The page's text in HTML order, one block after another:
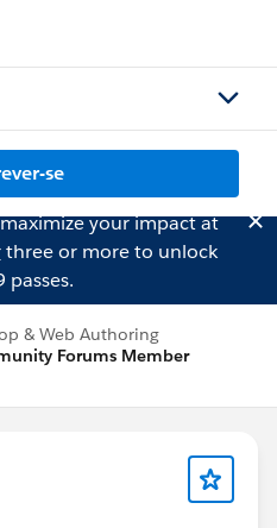
se
your impact at
three or more to unlock
passes.
& Web Authoring
Forums Member